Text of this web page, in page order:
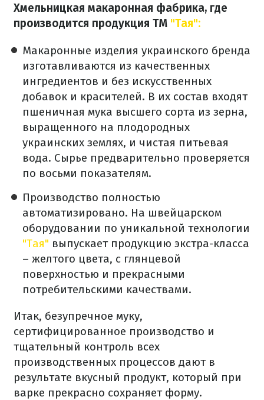
Хмельницкая макаронная фабрика, где
производится продукция ТМ "Тая":
Макаронные изделия украинского бренда
изготавливаются из качественных
ингредиентов и без искусственных
добавок и красителей. В их состав входят
пшеничная мука высшего сорта из зерна,
выращенного на плодородных
украинских землях, и чистая питьевая
вода. Сырье предварительно проверяется
по восьми показателям.
Производство полностью
автоматизировано. На швейцарском
оборудовании по уникальной технологии
"Тая" выпускает продукцию экстра-класса
– желтого цвета, с глянцевой
поверхностью и прекрасными
потребительскими качествами.
Итак, безупречное муку,
сертифицированное производство и
тщательный контроль всех
производственных процессов дают в
результате вкусный продукт, который при
варке прекрасно сохраняет форму.